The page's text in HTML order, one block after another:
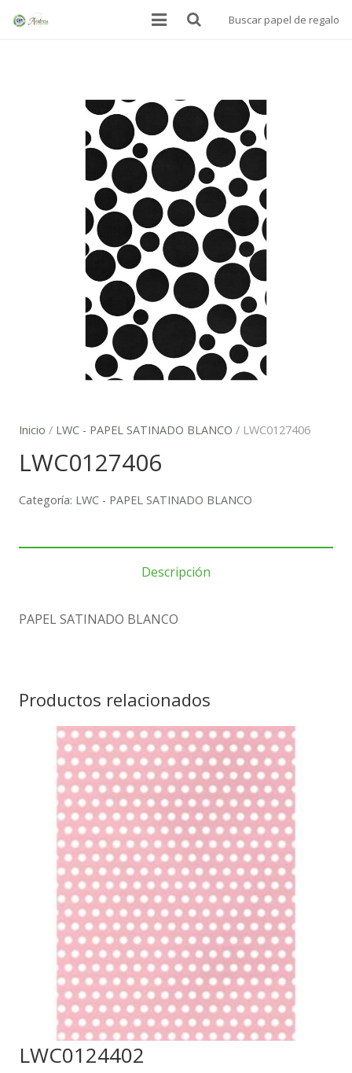
PAPEL ALIMENTARIO
MANTELES SOBREMESA
PAPEL DE REGALO
DONDE ESTAMOS
Buscar papel de regalo
Inicio / LWC - PAPEL SATINADO BLANCO / LWC0127406
LWC0127406
Categoría: LWC - PAPEL SATINADO BLANCO
Descripción
PAPEL SATINADO BLANCO
Productos relacionados
LWC0124402